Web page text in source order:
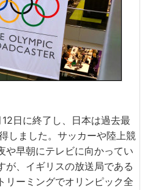
日に終了し、日本は過去最
しました。サッカーや陸上競
や早朝にテレビに向かってい
が、イギリスの放送局である
リーミングでオリンピック全